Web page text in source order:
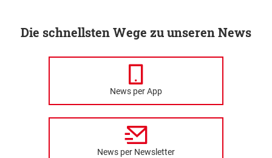
Die schnellsten Wege zu unseren News
News per App
News per Newsletter